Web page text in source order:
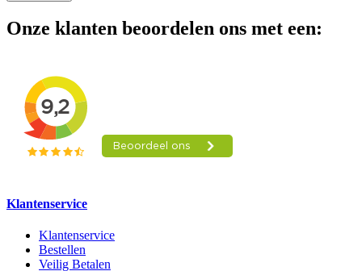
Onze klanten beoordelen ons met een:
Klantenservice
Klantenservice
Bestellen
Veilig Betalen